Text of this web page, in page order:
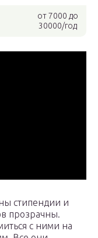
от 7000 до
30000/год
стипендии и
прозрачны.
с ними на